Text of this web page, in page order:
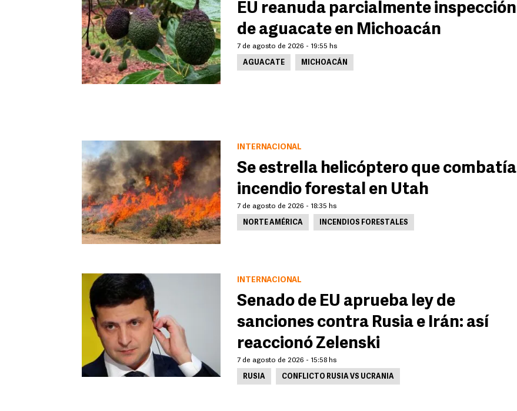
EU reanuda parcialmente inspección
de aguacate en Michoacán
7 de agosto de 2026 - 19:55 hs
AGUACATE MICHOACÁN
INTERNACIONAL
Se estrella helicóptero que combatía
incendio forestal en Utah
7 de agosto de 2026 - 18:35 hs
NORTE AMÉRICA INCENDIOS FORESTALES
INTERNACIONAL
Senado de EU aprueba ley de
sanciones contra Rusia e Irán: así
reaccionó Zelenski
7 de agosto de 2026 - 15:58 hs
RUSIA CONFLICTO RUSIA VS UCRANIA